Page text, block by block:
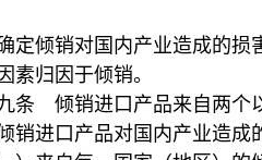
倾销对国内产业造成的损
素归因于倾销。
倾销进口产品来自两个以
销进口产品对国内产业造成